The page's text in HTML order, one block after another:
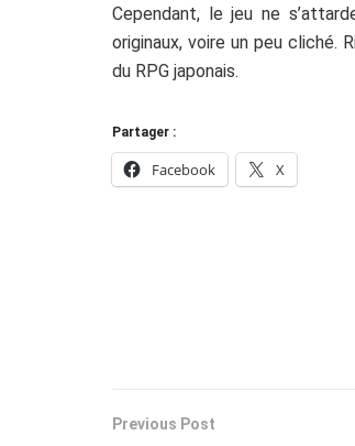
Cependant, le jeu ne
originaux, voire un peu cliché.
du RPG japonais.
Partager :
Facebook X
Previous Post